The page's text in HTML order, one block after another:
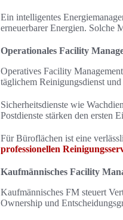
Ein intelligentes
erneuerbarer Energien. Solche
Operationales Facility
Operatives Facility
täglichem Reinigungsdienst
Sicherheitsdienste wie
Postdienste stärken den ersten
Für Büroflächen ist eine
professionellen
Kaufmännisches Facility
Kaufmännisches FM steuert
Ownership und